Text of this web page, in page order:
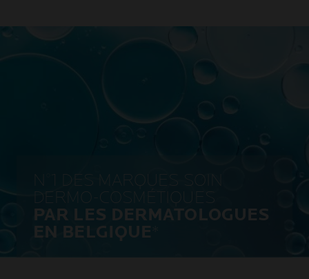
N°1 DES MARQUES SOIN
DERMO-COSMÉTIQUES
PAR LES DERMATOLOGUES
EN BELGIQUE